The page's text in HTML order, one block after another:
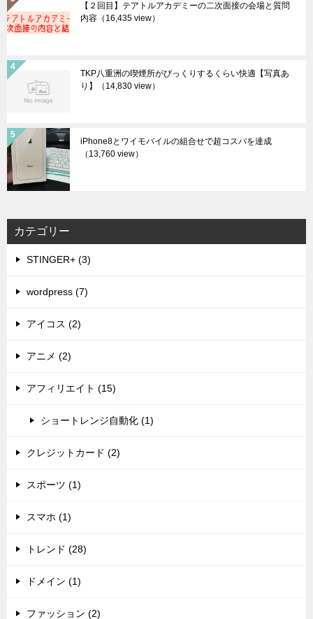
【２回目】テアトルアカデミーの二次面接の会場と質問
内容 （16,435 view）
TKP八重洲の喫煙所がびっくりするくらい快適【写真あ
り】
（14,830 view）
iPhone8とワイモバイルの組合せで超コスパを達成
（13,760 view）
カテゴリー
STINGER+ (3)
wordpress (7)
アイコス (2)
アニメ (2)
アフィリエイト (15)
ショートレンジ自動化 (1)
クレジットカード (2)
スポーツ (1)
スマホ (1)
トレンド (28)
ドメイン (1)
ファッション (2)